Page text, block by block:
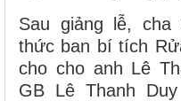
Sau giảng lễ,
thức ban bí tích
cho cho anh Lê
GB Lê Thanh